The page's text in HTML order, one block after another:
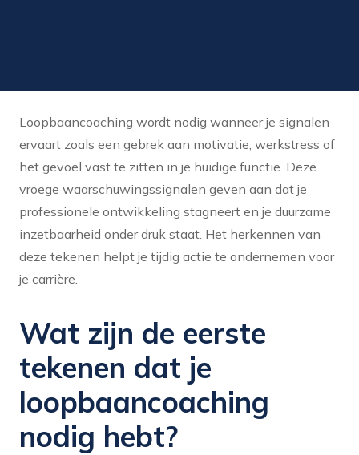
Loopbaancoaching wordt nodig wanneer je signalen
ervaart zoals een gebrek aan motivatie, werkstress of
het gevoel vast te zitten in je huidige functie. Deze
vroege waarschuwingssignalen geven aan dat je
professionele ontwikkeling stagneert en je duurzame
inzetbaarheid onder druk staat. Het herkennen van
deze tekenen helpt je tijdig actie te ondernemen voor
je carrière.
Wat zijn de eerste
tekenen dat je
loopbaancoaching
nodig hebt?